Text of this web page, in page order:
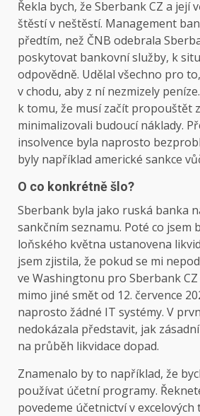
Řekla bych, že Sberbank CZ a její
štěstí v neštěstí. Management
předtím, než ČNB odebrala
poskytovat bankovní služby, k
odpovědně. Udělal všechno pro
v chodu, aby z ní nezmizely
k tomu, že musí začít propouštět
minimalizovali budoucí náklady.
insolvence byla naprosto
byly například americké sankce
O co konkrétně šlo?
Sberbank byla jako ruská banka
sankčním seznamu. Poté co jsem
loňského května ustanovena
jsem zjistila, že pokud se mi
ve Washingtonu pro Sberbank
mimo jiné smět od 12. července
naprosto žádné IT systémy. V
nedokázala představit, jak
na průběh likvidace dopad.
Znamenalo by to například, že
používat účetní programy.
povedeme účetnictví v excelových